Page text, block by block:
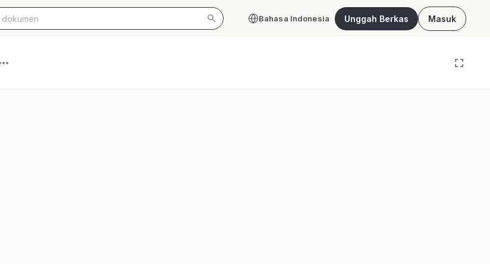
Bahasa Indonesia Unggah Berkas Masuk